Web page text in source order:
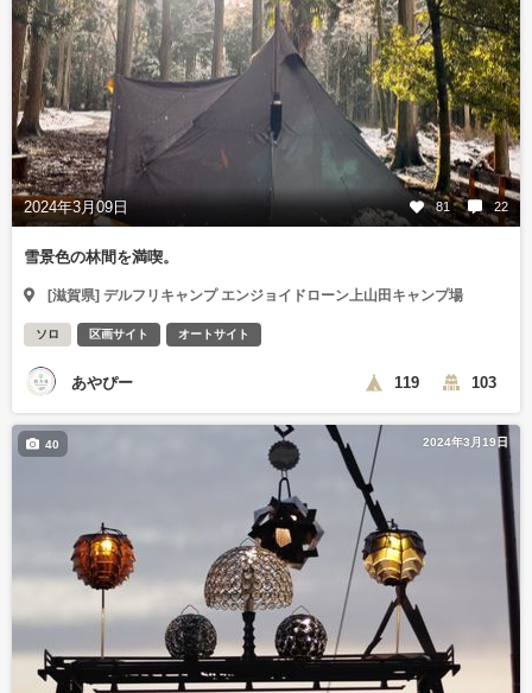
2024年3月09日 81 22
雪景色の林間を満喫。
[滋賀県] デルフリキャンプ エンジョイドローン上山田キャンプ場
ソロ 区画サイト オートサイト
あやぴー 119 103
2024年3月19日
40